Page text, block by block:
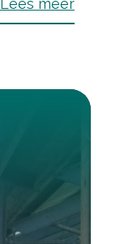
Lees meer